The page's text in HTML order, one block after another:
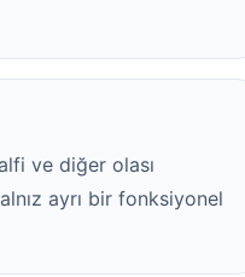
ve diğer olası
ayrı bir fonksiyonel